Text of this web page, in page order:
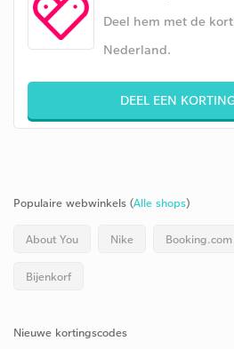
Deel hem met de
Nederland.
DEEL EEN
Populaire webwinkels (Alle shops)
About You Nike Booking.com
Bijenkorf
Nieuwe kortingscodes